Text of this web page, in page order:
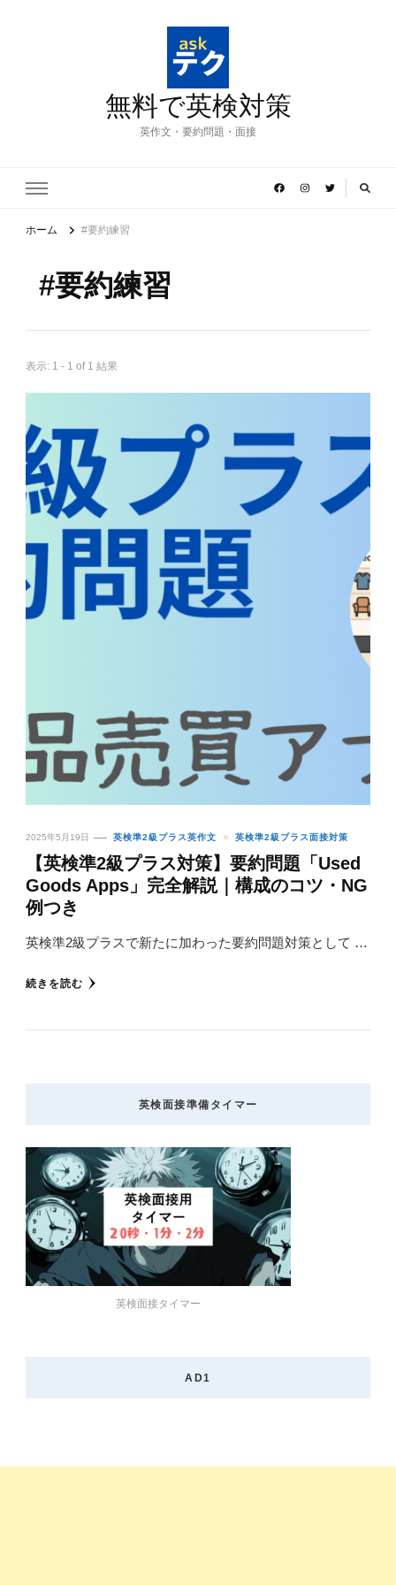
無料で英検対策
英作文・要約問題・面接
ホーム #要約練習
#要約練習
表示: 1 - 1 of 1 結果
2025年5月19日 英検準2級プラス英作文 英検準2級プラス面接対策
【英検準2級プラス対策】要約問題「Used
Goods Apps」完全解説｜構成のコツ・NG
例つき
英検準2級プラスで新たに加わった要約問題対策として …
続きを読む
英検面接準備タイマー
英検面接タイマー
AD1